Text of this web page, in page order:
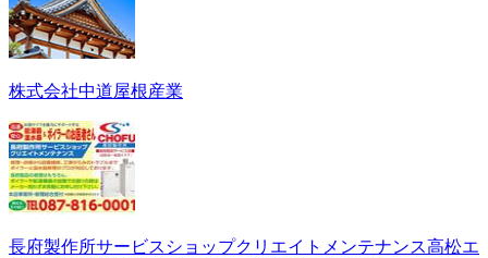
株式会社中道屋根産業
長府製作所サービスショップクリエイトメンテナンス高松エ